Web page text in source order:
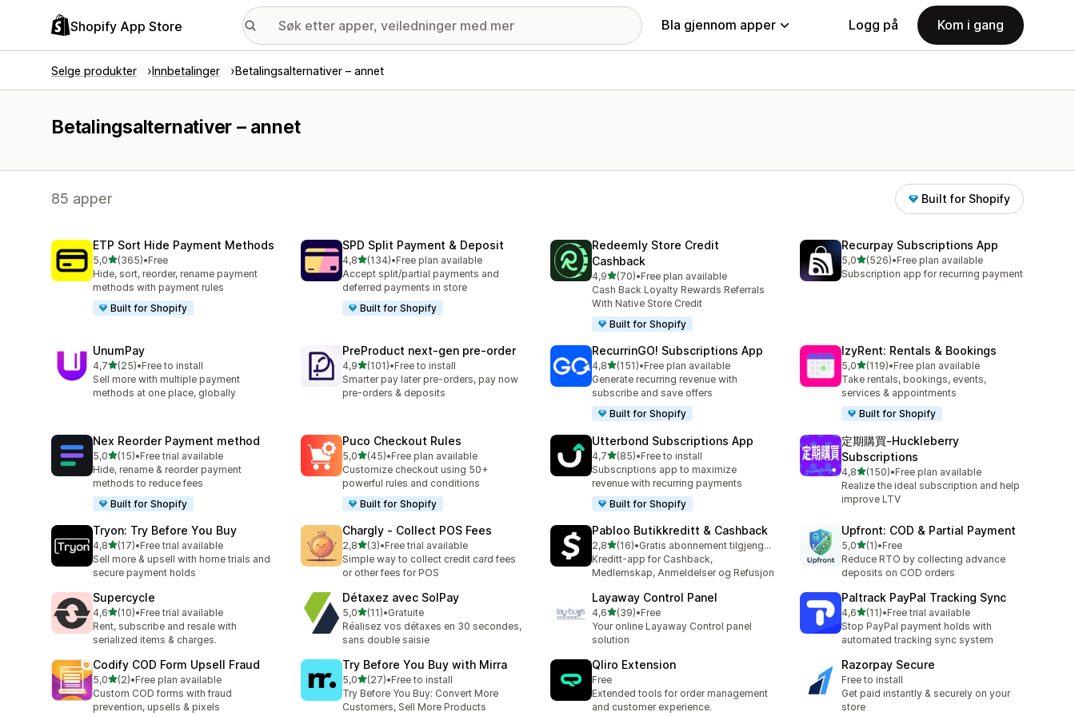
Shopify App Store Bla gjennom apper Logg på Kom i gang
Selge produkter Innbetalinger Betalingsalternativer – annet
Betalingsalternativer – annet
85 apper Built for Shopify
ETP Sort Hide Payment Methods
5,0av 5 stjerner
(365)
Totalt 365 omtaler
•Free
Hide, sort, reorder, rename payment
methods with payment rules
Built for Shopify
SPD Split Payment & Deposit
4,8av 5 stjerner
(134)
Totalt 134 omtaler
•Free plan available
Accept split/partial payments and
deferred payments in store
Built for Shopify
Redeemly Store Credit
Cashback
4,9av 5 stjerner
(70)
Totalt 70 omtaler
•Free plan available
Cash Back Loyalty Rewards Referrals
With Native Store Credit
Built for Shopify
Recurpay Subscriptions App
5,0av 5 stjerner
(526)
Totalt 526 omtaler
•Free plan available
Subscription app for recurring payment
UnumPay
4,7av 5 stjerner
(25)
Totalt 25 omtaler
•Free to install
Sell more with multiple payment
methods at one place, globally
PreProduct next‑gen pre‑order
4,9av 5 stjerner
(101)
Totalt 101 omtaler
•Free to install
Smarter pay later pre-orders, pay now
pre-orders & deposits
RecurrinGO! Subscriptions App
4,8av 5 stjerner
(151)
Totalt 151 omtaler
•Free plan available
Generate recurring revenue with
subscribe and save offers
Built for Shopify
IzyRent: Rentals & Bookings
5,0av 5 stjerner
(119)
Totalt 119 omtaler
•Free plan available
Take rentals, bookings, events,
services & appointments
Built for Shopify
Nex Reorder Payment method
5,0av 5 stjerner
(15)
Totalt 15 omtaler
•Free trial available
Hide, rename & reorder payment
methods to reduce fees
Built for Shopify
Puco Checkout Rules
5,0av 5 stjerner
(45)
Totalt 45 omtaler
•Free plan available
Customize checkout using 50+
powerful rules and conditions
Built for Shopify
Utterbond Subscriptions App
4,7av 5 stjerner
(85)
Totalt 85 omtaler
•Free to install
Subscriptions app to maximize
revenue with recurring payments
Built for Shopify
定期購買‑Huckleberry
Subscriptions
4,8av 5 stjerner
(150)
Totalt 150 omtaler
•Free plan available
Realize the ideal subscription and help
improve LTV
Tryon: Try Before You Buy
4,8av 5 stjerner
(17)
Totalt 17 omtaler
•Free trial available
Sell more & upsell with home trials and
secure payment holds
Chargly ‑ Collect POS Fees
2,8av 5 stjerner
(3)
Totalt 3 omtaler
•Free trial available
Simple way to collect credit card fees
or other fees for POS
Pabloo Butikkreditt & Cashback
2,8av 5 stjerner
(16)
Totalt 16 omtaler
•
Gratis abonnement tilgjengelig
Kreditt-app for Cashback,
Medlemskap, Anmeldelser og Refusjon
Upfront: COD & Partial Payment
5,0av 5 stjerner
(1)
Totalt 1 omtaler
•Free
Reduce RTO by collecting advance
deposits on COD orders
Supercycle
4,6av 5 stjerner
(10)
Totalt 10 omtaler
•Free trial available
Rent, subscribe and resale with
serialized items & charges.
Détaxez avec SolPay
5,0av 5 stjerner
(11)
Totalt 11 omtaler
•Gratuite
Réalisez vos détaxes en 30 secondes,
sans double saisie
Layaway Control Panel
4,6av 5 stjerner
(39)
Totalt 39 omtaler
•Free
Your online Layaway Control panel
solution
Paltrack PayPal Tracking Sync
4,6av 5 stjerner
(11)
Totalt 11 omtaler
•Free trial available
Stop PayPal payment holds with
automated tracking sync system
Codify COD Form Upsell Fraud
5,0av 5 stjerner
(2)
Totalt 2 omtaler
•Free plan available
Custom COD forms with fraud
prevention, upsells & pixels
Try Before You Buy with Mirra
5,0av 5 stjerner
(27)
Totalt 27 omtaler
•Free to install
Try Before You Buy: Convert More
Customers, Sell More Products
Qliro Extension
Free
Extended tools for order management
and customer experience.
Razorpay Secure
Free to install
Get paid instantly & securely on your
store